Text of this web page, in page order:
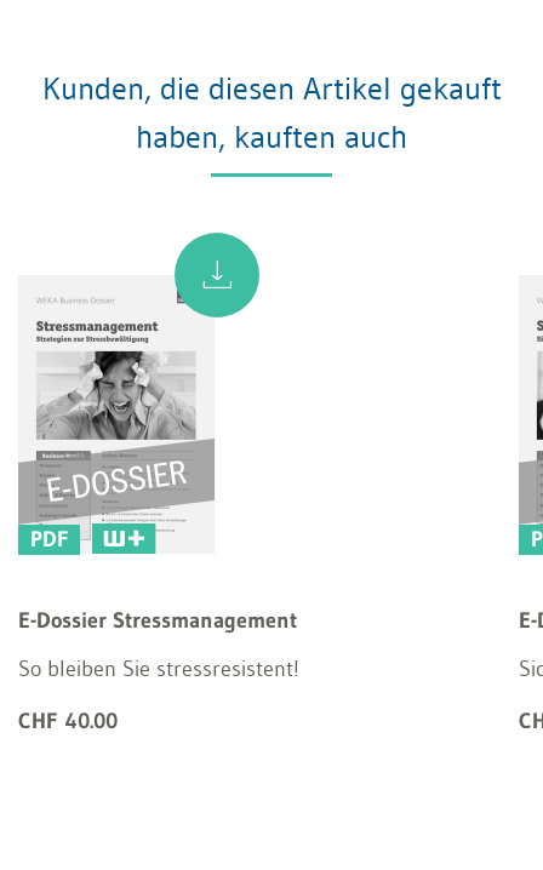
Kunden, die diesen Artikel gekauft
haben, kauften auch
PDF
E-Dossier Stressmanagement
So bleiben Sie stressresistent!
CHF 40.00